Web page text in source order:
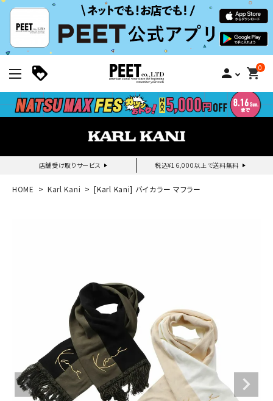
person 0
shopping_cart
店舗受け取りサービス 税込¥16,000以上で送料無料
新規会員登録｜ログイン
ブランドメニュー
カテゴリー
スタイリング
HOME Karl Kani [Karl Kani] バイカラー マフラー